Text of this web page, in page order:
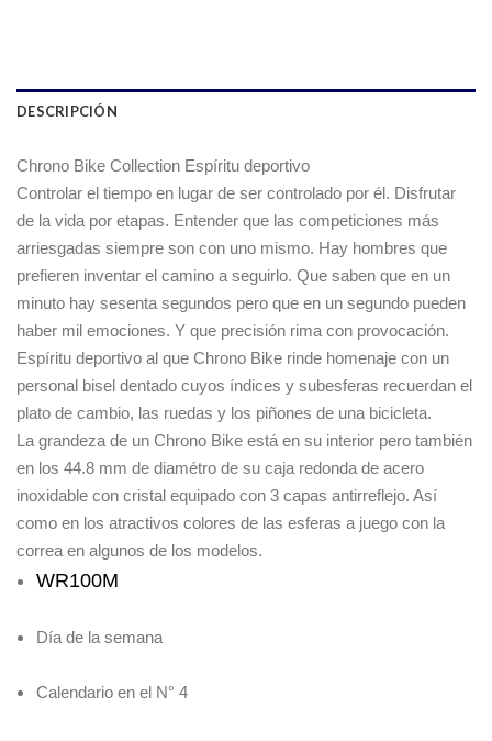
DESCRIPCIÓN
Chrono Bike Collection Espíritu deportivo
Controlar el tiempo en lugar de ser controlado por él. Disfrutar
de la vida por etapas. Entender que las competiciones más
arriesgadas siempre son con uno mismo. Hay hombres que
prefieren inventar el camino a seguirlo. Que saben que en un
minuto hay sesenta segundos pero que en un segundo pueden
haber mil emociones. Y que precisión rima con provocación.
Espíritu deportivo al que Chrono Bike rinde homenaje con un
personal bisel dentado cuyos índices y subesferas recuerdan el
plato de cambio, las ruedas y los piñones de una bicicleta.
La grandeza de un Chrono Bike está en su interior pero también
en los 44.8 mm de diamétro de su caja redonda de acero
inoxidable con cristal equipado con 3 capas antirreflejo. Así
como en los atractivos colores de las esferas a juego con la
correa en algunos de los modelos.
WR100M
Día de la semana
Calendario en el N° 4